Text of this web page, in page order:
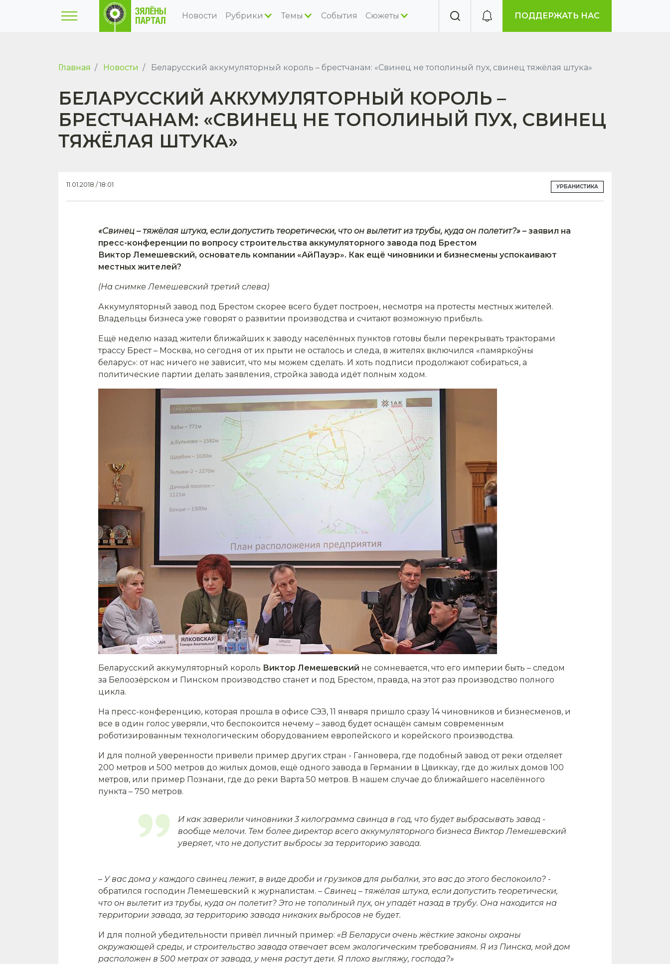
Новости Рубрики Темы События Сюжеты ПОДДЕРЖАТЬ НАС
Главная Новости Беларусский аккумуляторный король – брестчанам: «Свинец не тополиный пух, свинец тяжёлая штука»
БЕЛАРУССКИЙ АККУМУЛЯТОРНЫЙ КОРОЛЬ –
БРЕСТЧАНАМ: «СВИНЕЦ НЕ ТОПОЛИНЫЙ ПУХ, СВИНЕЦ
ТЯЖЁЛАЯ ШТУКА»
11.01.2018 / 18:01 УРБАНИСТИКА
«Свинец – тяжёлая штука, если допустить теоретически, что он вылетит из трубы, куда он полетит?» – заявил на
пресс-конференции по вопросу строительства аккумуляторного завода под Брестом
Виктор Лемешевский, основатель компании «АйПауэр». Как ещё чиновники и бизнесмены успокаивают
местных жителей?
(На снимке Лемешевский третий слева)
Аккумуляторный завод под Брестом скорее всего будет построен, несмотря на протесты местных жителей.
Владельцы бизнеса уже говорят о развитии производства и считают возможную прибыль.
Ещё неделю назад жители ближайших к заводу населённых пунктов готовы были перекрывать тракторами
трассу Брест – Москва, но сегодня от их прыти не осталось и следа, в жителях включился «памяркоўны
беларус»: от нас ничего не зависит, что мы можем сделать. И хоть подписи продолжают собираться, а
политические партии делать заявления, стройка завода идёт полным ходом.
Беларусский аккумуляторный король Виктор Лемешевский не сомневается, что его империи быть – следом
за Белоозёрском и Пинском производство станет и под Брестом, правда, на этот раз производство полного
цикла.
На пресс-конференцию, которая прошла в офисе СЭЗ, 11 января пришло сразу 14 чиновников и бизнесменов, и
все в один голос уверяли, что беспокоится нечему – завод будет оснащён самым современным
роботизированным технологическим оборудованием европейского и корейского производства.
И для полной уверенности привели пример других стран - Ганновера, где подобный завод от реки отделяет
200 метров и 500 метров до жилых домов, ещё одного завода в Германии в Цвиккау, где до жилых домов 100
метров, или пример Познани, где до реки Варта 50 метров. В нашем случае до ближайшего населённого
пункта – 750 метров.
И как заверили чиновники 3 килограмма свинца в год, что будет выбрасывать завод -
вообще мелочи. Тем более директор всего аккумуляторного бизнеса Виктор Лемешевский
уверяет, что не допустит выбросы за территорию завода.
– У вас дома у каждого свинец лежит, в виде дроби и грузиков для рыбалки, это вас до этого беспокоило? -
обратился господин Лемешевский к журналистам. – Свинец – тяжёлая штука, если допустить теоретически,
что он вылетит из трубы, куда он полетит? Это не тополиный пух, он упадёт назад в трубу. Она находится на
территории завода, за территорию завода никаких выбросов не будет.
И для полной убедительности привёл личный пример: «В Беларуси очень жёсткие законы охраны
окружающей среды, и строительство завода отвечает всем экологическим требованиям. Я из Пинска, мой дом
расположен в 500 метрах от завода, у меня растут дети. Я плохо выгляжу, господа?»